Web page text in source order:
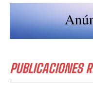
PUBLICACIONES